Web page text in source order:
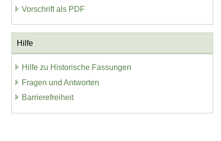
Vorschrift als PDF
Hilfe
Hilfe zu Historische Fassungen
Fragen und Antworten
Barrierefreiheit